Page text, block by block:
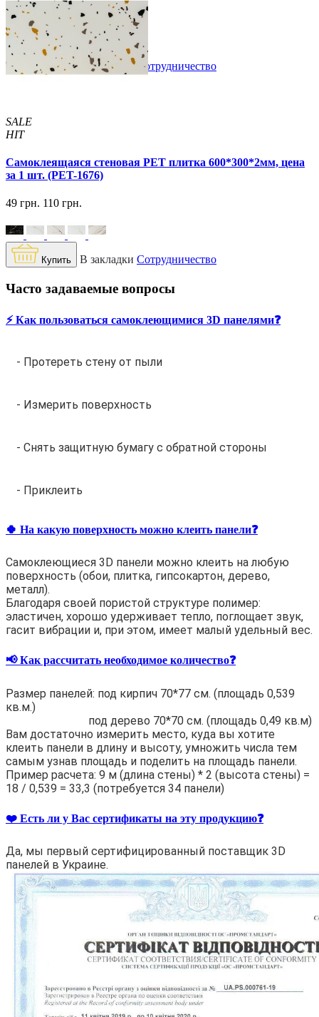
129 грн. /шт 160 грн. /шт
Купить В закладки Сотрудничество
SALE
HIT
Самоклеящаяся стеновая PET плитка 600*300*2мм, цена
за 1 шт. (PET-1676)
49 грн. 110 грн.
Купить В закладки Сотрудничество
Часто задаваемые вопросы
⚡️ Как пользоваться самоклеющимися 3D панелями❓
- Протереть стену от пыли
- Измерить поверхность
- Снять защитную бумагу с обратной стороны
- Приклеить
🍀 На какую поверхность можно клеить панели❓
Самоклеющиеся 3D панели можно клеить на любую
поверхность (обои, плитка, гипсокартон, дерево,
металл).
Благодаря своей пористой структуре полимер:
эластичен, хорошо удерживает тепло, поглощает звук,
гасит вибрации и, при этом, имеет малый удельный вес.
📢 Как рассчитать необходимое количество❓
Размер панелей: под кирпич 70*77 см. (площадь 0,539
кв.м.)
под дерево 70*70 см. (площадь 0,49 кв.м)
Вам достаточно измерить место, куда вы хотите
клеить панели в длину и высоту, умножить числа тем
самым узнав площадь и поделить на площадь панели.
Пример расчета: 9 м (длина стены) * 2 (высота стены) =
18 / 0,539 = 33,3 (потребуется 34 панели)
❤️ Есть ли у Вас сертификаты на эту продукцию❓
Да, мы первый сертифицированный поставщик 3D
панелей в Украине.